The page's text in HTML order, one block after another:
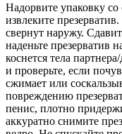
Надорвите упаковку
извлеките
свернут наружу.
наденьте презерватив
коснется тела
и проверьте, если
сжимает или
повреждению
пенис, плотно
аккуратно снимите